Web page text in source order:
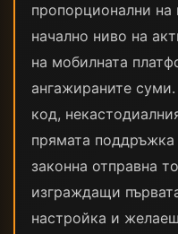
пропорционални
начално ниво на
на мобилната
ангажираните
код,
прямата поддръжка
законна отправна
изграждащи
настройка и